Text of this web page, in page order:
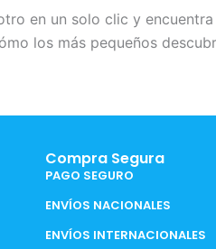
en un solo clic y encuentra
los más pequeños
Compra Segura
PAGO SEGURO
ENVÍOS NACIONALES
ENVÍOS INTERNACIONALES